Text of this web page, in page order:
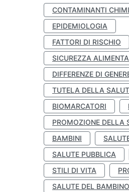
CONTAMINANTI
EPIDEMIOLOGIA
FATTORI DI RISCHIO
SICUREZZA
DIFFERENZE DI
TUTELA DELLA
BIOMARCATORI
PROMOZIONE DELLA
BAMBINI
SALUTE PUBBLICA
STILI DI VITA
SALUTE DEL BAMBINO